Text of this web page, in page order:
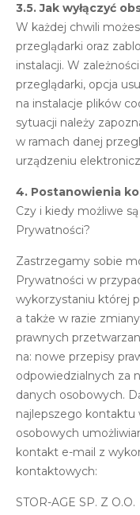
3.5. Jak wyłączyć
W każdej chwili
przeglądarki oraz
instalacji. W
przeglądarki, opcja
na instalacje plików
sytuacji należy
w ramach danej
urządzeniu
4. Postanowienia
Czy i kiedy możliwe
Prywatności?
Zastrzegamy sobie
Prywatności w
wykorzystaniu której
a także w razie
prawnych
na: nowe przepisy
odpowiedzialnych za
danych osobowych.
najlepszego kontaktu
osobowych
kontakt e-mail z
kontaktowych:
STOR-AGE SP. Z O.O.